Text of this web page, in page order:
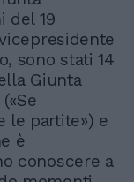
del 19
sono stati 14
Giunta
le partite») e
è
conoscere a